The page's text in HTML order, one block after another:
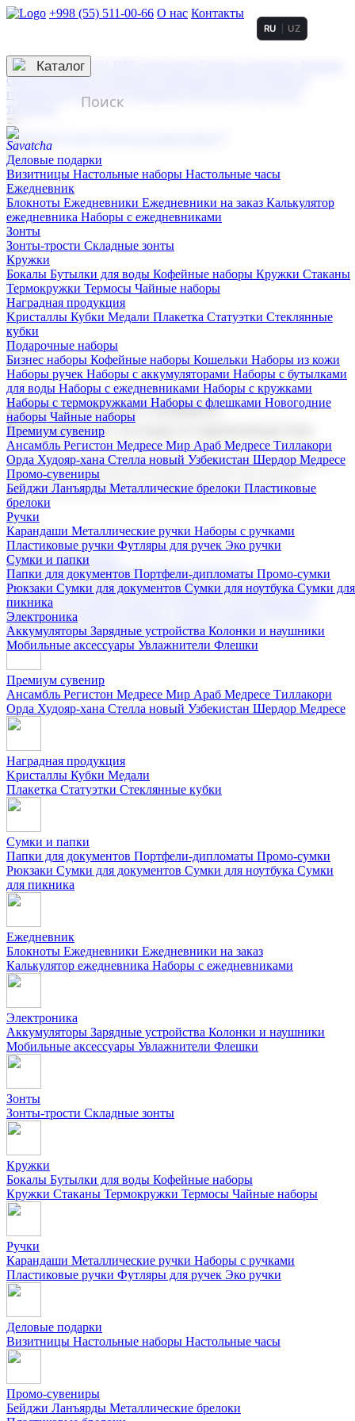
+998 (55) 511-00-66 О нас Контакты
3D гравировка
смолой (Doming)
гравировка твердая
тиснение
RU UZ
☰
Контакты
Каталог
Деловые подарки
Визитницы Настольные наборы Настольные часы
Ежедневник
Блокноты Ежедневники Ежедневники на заказ Калькулятор
ежедневника Наборы с ежедневниками
Зонты
Зонты-трости Складные зонты
Кружки
Бокалы Бутылки для воды Кофейные наборы Кружки Стаканы
Термокружки Термосы Чайные наборы
Наградная продукция
Kристаллы Кубки Медали Плакетка Статуэтки Стеклянные
кубки
Подарочные наборы
Бизнес наборы Кофейные наборы Кошельки Наборы из кожи
Наборы ручек Наборы с аккумуляторами Наборы с бутылками
для воды Наборы с ежедневниками Наборы с кружками
Наборы с термокружками Наборы с флешками Новогодние
наборы Чайные наборы
Премиум сувенир
Ансамбль Регистон Медресе Мир Араб Медресе Тиллакори
Орда Худояр-хана Стелла новый Узбекистан Шердор Медресе
Промо-сувениры
Бейджи Ланъярды Металлические брелоки Пластиковые
брелоки
Ручки
Карандаши Металлические ручки Наборы с ручками
Пластиковые ручки Футляры для ручек Эко ручки
Сумки и папки
Папки для документов Портфели-дипломаты Промо-сумки
Рюкзаки Сумки для документов Сумки для ноутбука Сумки для
пикника
Электроника
Аккумуляторы Зарядные устройства Колонки и наушники
Мобильные аксессуары Увлажнители Флешки
Корпоративные подарки
Поставка со склада и производство
Мы предлагаем широкий выбор корпоративных подарков и
сувениров с логотипом. В нашем каталоге вы найдете
продукцию для бизнеса, мероприятия и клиентов.
Подарочные наборы
Бизнес наборыКофейные наборы Кошельки
Наборы из кожиНаборы ручекНаборы с аккумуляторами
Наборы с бутылками для воды
Наборы с ежедневниками
Наборы с кружками
флешкамиНовогодние наборыЧайные наборы
Премиум сувенир
Ансамбль Регистон Медресе Мир Араб Медресе Тиллакори
Орда Худояр-хана Стелла новый Узбекистан Шердор Медресе
Наградная продукция
Kристаллы Кубки Медали
Плакетка Статуэтки Стеклянные кубки
Сумки и папки
Папки для документов Портфели-дипломаты Промо-сумки
Рюкзаки Сумки для документов Сумки для ноутбука Сумки
для пикника
Ежедневник
Блокноты Ежедневники Ежедневники на заказ
Калькулятор ежедневника Наборы с ежедневниками
Электроника
Аккумуляторы Зарядные устройства Колонки и наушники
Мобильные аксессуары Увлажнители Флешки
Зонты
Зонты-трости Складные зонты
Кружки
Бокалы Бутылки для воды Кофейные наборы
Кружки Стаканы Термокружки Термосы Чайные наборы
Ручки
Карандаши Металлические ручки Наборы с ручками
Пластиковые ручки Футляры для ручек Эко ручки
Деловые подарки
Визитницы Настольные наборы Настольные часы
Промо-сувениры
Бейджи Ланъярды Металлические брелоки